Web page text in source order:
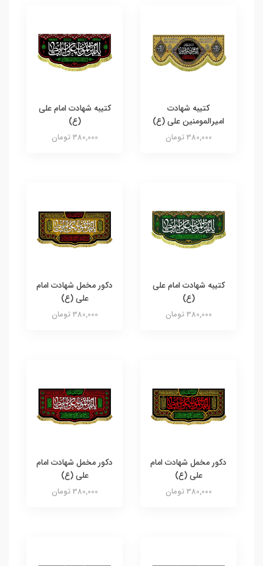
کتیبه شهادت
امیرالمومنین علی (ع)
380,000 تومان
کتیبه شهادت امام علی
(ع)
380,000 تومان
کتیبه شهادت امام علی
(ع)
380,000 تومان
دکور مخمل شهادت امام
علی (ع)
380,000 تومان
دکور مخمل شهادت امام
علی (ع)
380,000 تومان
دکور مخمل شهادت امام
علی (ع)
380,000 تومان